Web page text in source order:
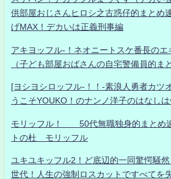
供部屋おじさんヒロシ之古惑仔的まとめ
げMAX！デカいは正義刑事編
アキヨッフル-！ネオニートスケ番長のエ
（子ども部屋おばさんの自宅警備員的ま
[ヨシヨシロッフル-！！-素浪人勇者カツ
うこそYOUKO！のナンノ洋子のはなし
モリッフル！ 50代無職独身的まとめ
トの杜 モリッフル
ユキユキッフル2！ど底辺的一同驚愕騒
世代！人生の強制ロスカットですべてを